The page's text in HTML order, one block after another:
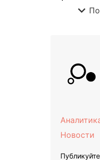
expand_more
Новости